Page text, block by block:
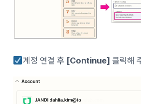
계정 연결 후 [Continue] 클릭해